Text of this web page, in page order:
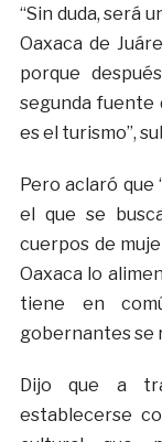
“Sin duda, será
Oaxaca de
porque
segunda fuente
es el turismo”,
Pero aclaró que
el que se
cuerpos de
Oaxaca lo
tiene en
gobernantes se
Dijo que a
establecerse